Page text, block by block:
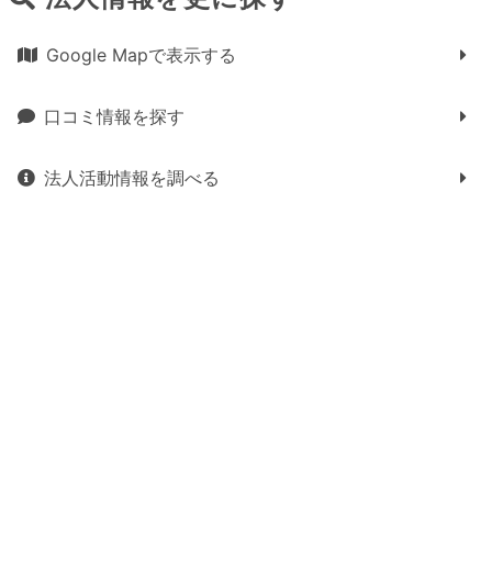
Google Mapで表示する
口コミ情報を探す
法人活動情報を調べる